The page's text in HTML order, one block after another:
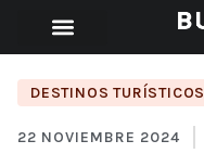
DESTINOS TURÍSTICOS
22 NOVIEMBRE 2024